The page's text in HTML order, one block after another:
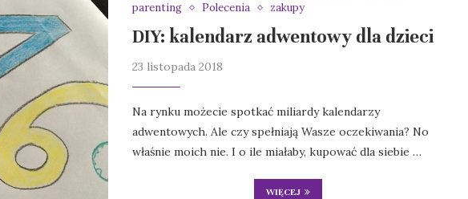
parenting
Polecenia zakupy
DIY: kalendarz adwentowy dla dzieci
23 listopada 2018
Na rynku możecie spotkać miliardy kalendarzy
adwentowych. Ale czy spełniają Wasze oczekiwania? No
właśnie moich nie. I o ile miałaby, kupować dla siebie …
WIĘCEJ